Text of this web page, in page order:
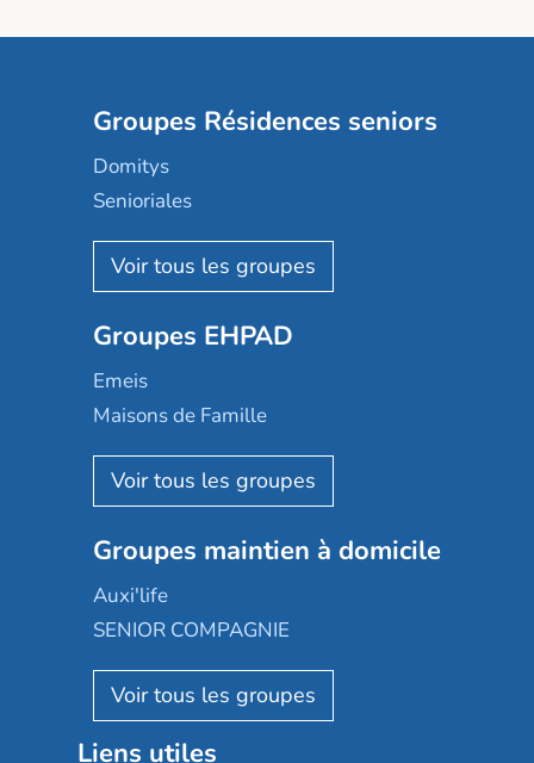
Groupes Résidences seniors
Domitys
Senioriales
Nohée
Les Résidentiels
Mobicap
Domusvi
Happy Senior
Aquarelia
Nexity edenea
Les jardins d'Arcadie
Occitalia
Appartseniors
Reseda
Stella management
Les villages d'or
Groupes EHPAD
Emeis
Maisons de Famille
Korian
Emera
Groupe SOS
Le Noble Âge
Almage
Résidalya
Groupe aplus
Groupes maintien à domicile
Auxi'life
SENIOR COMPAGNIE
AGE D'OR Services
Liens utiles